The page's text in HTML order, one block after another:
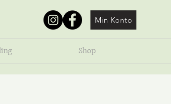
Min Konto
Shop